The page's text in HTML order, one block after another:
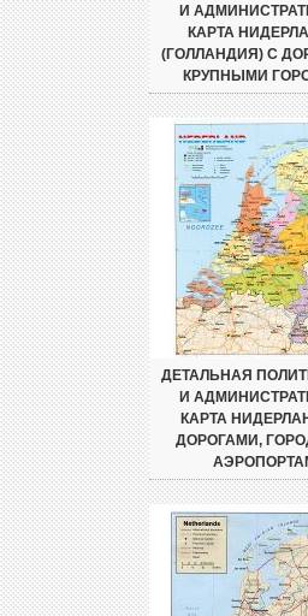
И
КАРТА
(ГОЛЛАНДИЯ) С
КРУПНЫМИ
ДЕТАЛЬНАЯ
И
КАРТА
ДОРОГАМИ,